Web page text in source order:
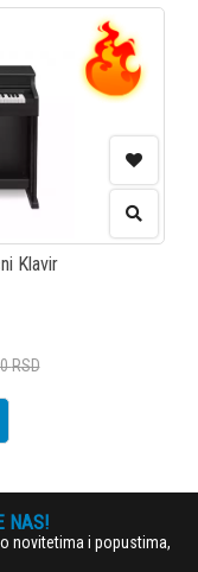
Klavir
RSD
NAS!
novitetima i popustima,